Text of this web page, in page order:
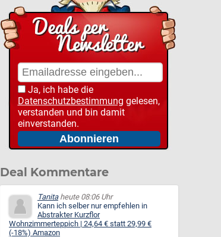
Ja, ich habe die
Datenschutzbestimmung gelesen,
verstanden und bin damit
einverstanden.
Deal Kommentare
Tanitaheute 08:06 Uhr
Kann ich selber nur empfehlen in
Abstrakter Kurzflor
Wohnzimmerteppich | 24,64 € statt 29,99 €
(-18%) Amazon